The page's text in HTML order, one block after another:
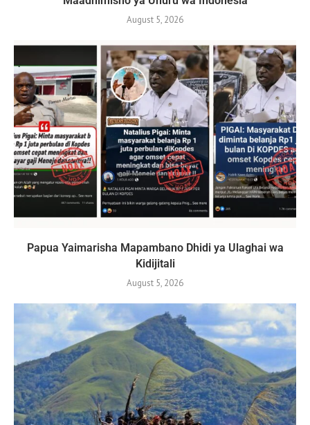
August 5, 2026
Papua Yaimarisha Mapambano Dhidi ya Ulaghai wa
Kidijitali
August 5, 2026